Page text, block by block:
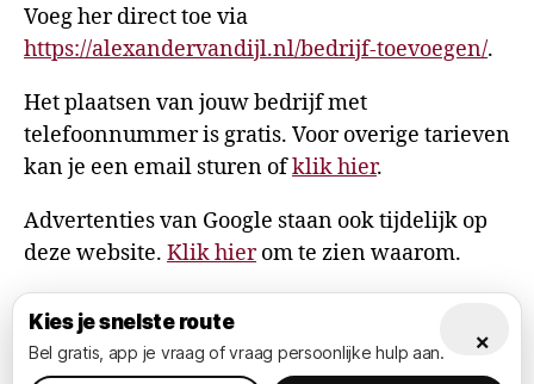
Voeg her direct toe via
https://alexandervandijl.nl/bedrijf-toevoegen/.
Het plaatsen van jouw bedrijf met
telefoonnummer is gratis. Voor overige tarieven
kan je een email sturen ofklik hier.
Advertenties van Google staan ook tijdelijk op
deze website. Klik hierom te zien waarom.
© 2026AlexandervanDijl.nl Omhoog
×
Kies je snelste route
Bel gratis, app je vraag of vraag persoonlijke hulp aan.